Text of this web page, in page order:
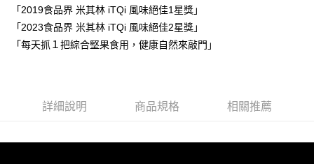
每筆NT$60，滿NT$999(含以上)免運費
「2019食品界 米其林 iTQi 風味絕佳1星獎」
「2023食品界 米其林 iTQi 風味絕佳2星獎」
「每天抓１把綜合堅果食用，健康自然來敲門」
詳細說明 商品規格 相關推薦